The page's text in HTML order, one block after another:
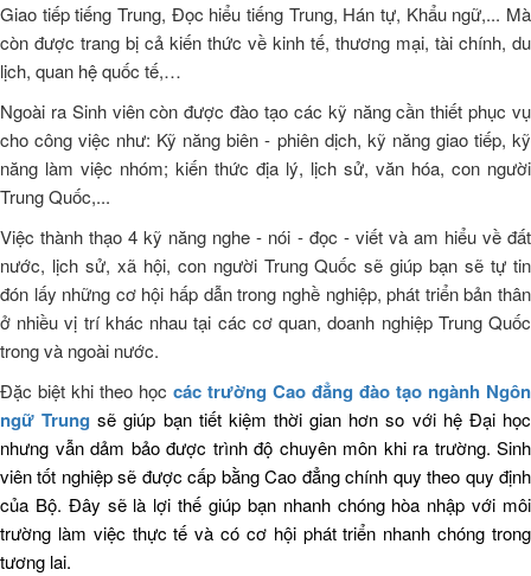
Giao tiếp tiếng Trung, Đọc hiểu tiếng Trung, Hán tự, Khẩu ngữ,... Mà
còn được trang bị cả kiến thức về kinh tế, thương mại, tài chính, du
lịch, quan hệ quốc tế,…
Ngoài ra Sinh viên còn được đào tạo các kỹ năng cần thiết phục vụ
cho công việc như: Kỹ năng biên - phiên dịch, kỹ năng giao tiếp, kỹ
năng làm việc nhóm; kiến thức địa lý, lịch sử, văn hóa, con người
Trung Quốc,...
Việc thành thạo 4 kỹ năng nghe - nói - đọc - viết và am hiểu về đất
nước, lịch sử, xã hội, con người Trung Quốc sẽ giúp bạn sẽ tự tin
đón lấy những cơ hội hấp dẫn trong nghề nghiệp, phát triển bản thân
ở nhiều vị trí khác nhau tại các cơ quan, doanh nghiệp Trung Quốc
trong và ngoài nước.
Đặc biệt khi theo học các trường Cao đẳng đào tạo ngành Ngôn
ngữ Trung sẽ giúp bạn tiết kiệm thời gian hơn so với hệ Đại học
nhưng vẫn dảm bảo được trình độ chuyên môn khi ra trường. Sinh
viên tốt nghiệp sẽ được cấp bằng Cao đẳng chính quy theo quy định
của Bộ. Đây sẽ là lợi thế giúp bạn nhanh chóng hòa nhập với môi
trường làm việc thực tế và có cơ hội phát triển nhanh chóng trong
tương lai.